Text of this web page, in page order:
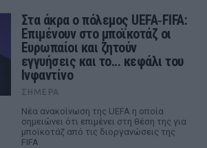
Στα άκρα ο πόλεμος UEFA‑FIFA:
Επιμένουν στο μποϊκοτάζ οι
Ευρωπαίοι και ζητούν
εγγυήσεις και το... κεφάλι του
Ινφαντίνο
ΣΉΜΕΡΑ
Νέα ανακοίνωση της UEFA η οποία
σημειώνει ότι επιμένει στη θέση της για
μποϊκοτάζ από τις διοργανώσεις της
FIFA